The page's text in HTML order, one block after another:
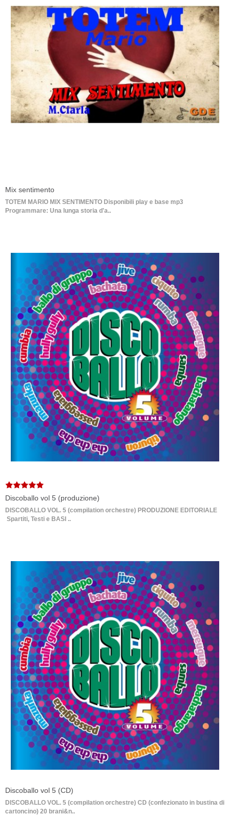
Mix sentimento
TOTEM MARIO MIX SENTIMENTO Disponibili play e base mp3
Programmare: Una lunga storia d'a..
Discoballo vol 5 (produzione)
DISCOBALLO VOL. 5 (compilation orchestre) PRODUZIONE EDITORIALE
Spartiti, Testi e BASI ..
Discoballo vol 5 (CD)
DISCOBALLO VOL. 5 (compilation orchestre) CD (confezionato in bustina di
cartoncino) 20 brani&n..